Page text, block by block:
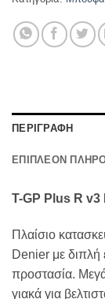
ΠΕΡΙΓΡΑΦΗ
ΕΠΙΠΛΕΟΝ
T-GP Plus R
Πλαίσιο
Denier με
προστασία.
γιακά για